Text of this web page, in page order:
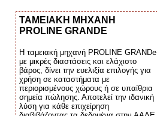
ΤΑΜΕΙΑΚΗ ΜΗΧΑΝΗ
PROLINE GRANDE
Η ταμειακή μηχανή PROLINE GRANDe
με μικρές διαστάσεις και ελάχιστο
βάρος, δίνει την ευελιξία επιλογής για
χρήση σε καταστήματα με
περιορισμένους χώρους ή σε υπαίθρια
σημεία πώλησης. Αποτελεί την ιδανική
λύση για κάθε επιχείρηση